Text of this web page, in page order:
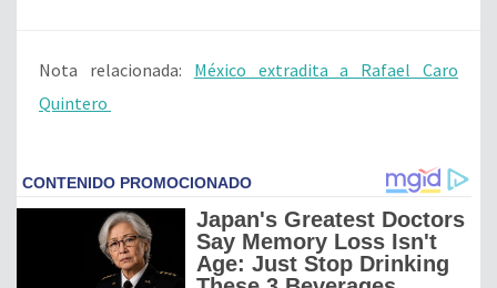
Nota relacionada: México extradita a Rafael Caro
Quintero